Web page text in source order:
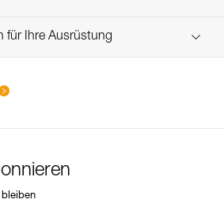
EPI-poulies-suivi-DE
für Ihre Ausrüstung